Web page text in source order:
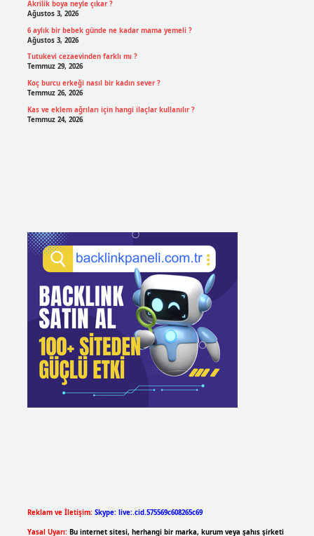
Akrilik boya neyle çıkar ?
Ağustos 3, 2026
6 aylık bir bebek günde ne kadar mama yemeli ?
Ağustos 3, 2026
Tutukevi cezaevinden farklı mı ?
Temmuz 29, 2026
Koç burcu erkeği nasıl bir kadın sever ?
Temmuz 26, 2026
Kas ve eklem ağrıları için hangi ilaçlar kullanılır ?
Temmuz 24, 2026
Reklam ve İletişim: Skype: live:.cid.575569c608265c69
Yasal Uyarı: Bu internet sitesi, herhangi bir marka, kurum veya şahıs şirketi